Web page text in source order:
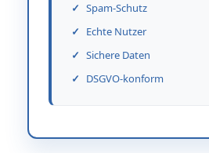
Spam-Schutz
Echte Nutzer
Sichere Daten
DSGVO-konform